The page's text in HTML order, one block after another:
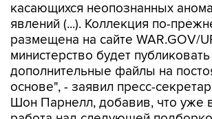
касающихся неопознанных
явлений (...). Коллекция по-
размещена на сайте WAR.GOV/
министерство будет публиковать
дополнительные файлы на
основе", - заявил пресс-
Шон Парнелл, добавив, что уже